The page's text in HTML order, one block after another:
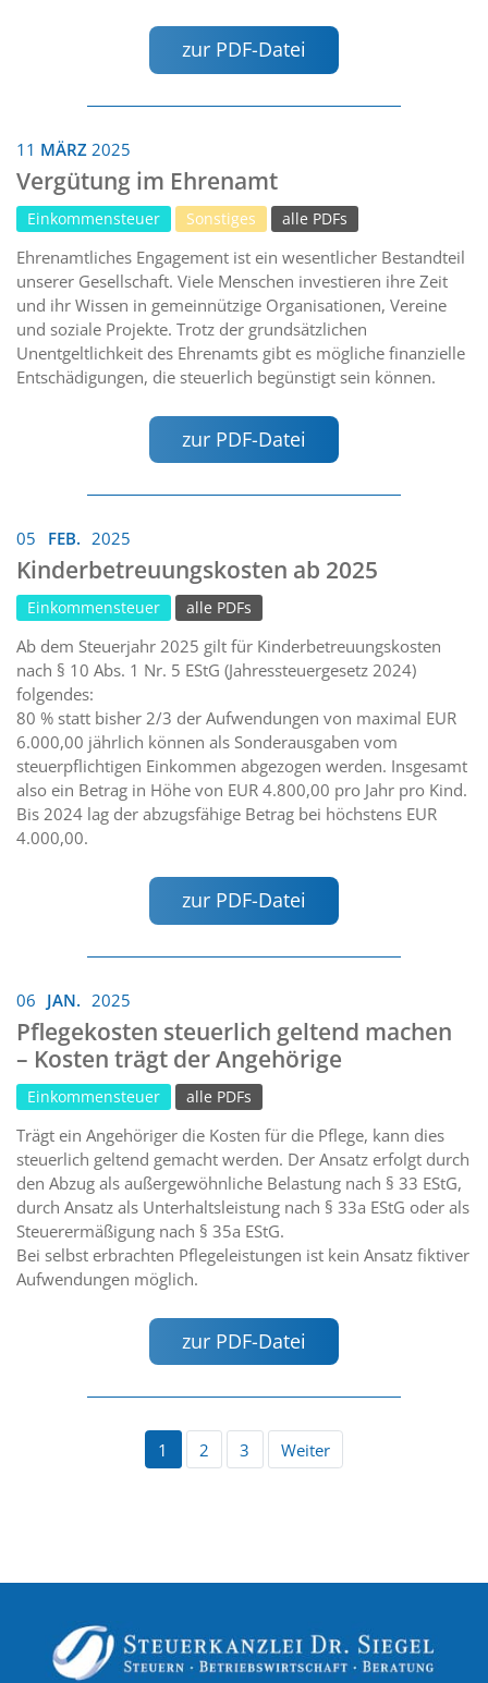
zur PDF-Datei
11 MÄRZ 2025
Vergütung im Ehrenamt
Einkommensteuer Sonstiges alle PDFs
Ehrenamtliches Engagement ist ein wesentlicher Bestandteil
unserer Gesellschaft. Viele Menschen investieren ihre Zeit
und ihr Wissen in gemeinnützige Organisationen, Vereine
und soziale Projekte. Trotz der grundsätzlichen
Unentgeltlichkeit des Ehrenamts gibt es mögliche finanzielle
Entschädigungen, die steuerlich begünstigt sein können.
zur PDF-Datei
05 FEB. 2025
Kinderbetreuungskosten ab 2025
Einkommensteuer alle PDFs
Ab dem Steuerjahr 2025 gilt für Kinderbetreuungskosten
nach § 10 Abs. 1 Nr. 5 EStG (Jahressteuergesetz 2024)
folgendes:
80 % statt bisher 2/3 der Aufwendungen von maximal EUR
6.000,00 jährlich können als Sonderausgaben vom
steuerpflichtigen Einkommen abgezogen werden. Insgesamt
also ein Betrag in Höhe von EUR 4.800,00 pro Jahr pro Kind.
Bis 2024 lag der abzugsfähige Betrag bei höchstens EUR
4.000,00.
zur PDF-Datei
06 JAN. 2025
Pflegekosten steuerlich geltend machen
– Kosten trägt der Angehörige
Einkommensteuer alle PDFs
Trägt ein Angehöriger die Kosten für die Pflege, kann dies
steuerlich geltend gemacht werden. Der Ansatz erfolgt durch
den Abzug als außergewöhnliche Belastung nach § 33 EStG,
durch Ansatz als Unterhaltsleistung nach § 33a EStG oder als
Steuerermäßigung nach § 35a EStG.
Bei selbst erbrachten Pflegeleistungen ist kein Ansatz fiktiver
Aufwendungen möglich.
zur PDF-Datei
1 2 3 Weiter